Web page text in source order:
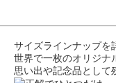
サイズラインナップを
世界で一枚のオリジナ
思い出や記念品として